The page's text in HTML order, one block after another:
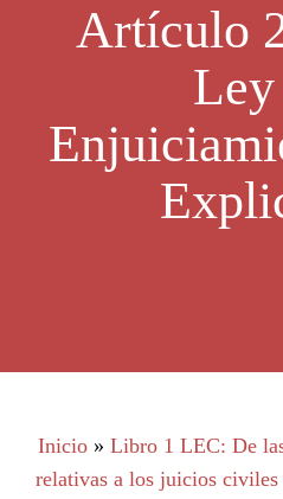
Artículo
Ley
Inicio» Libro 1 LEC: De
relativas a los juicios civiles